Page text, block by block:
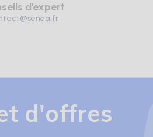
d’expert
d'offres